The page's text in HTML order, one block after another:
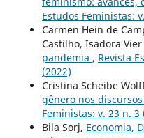
Estudos Feministas:
Carmen Hein de
Castilho, Isadora
pandemia , Revista
(2022)
Cristina Scheibe
gênero nos
Feministas: v. 23 n. 3
Bila Sorj, Economia,